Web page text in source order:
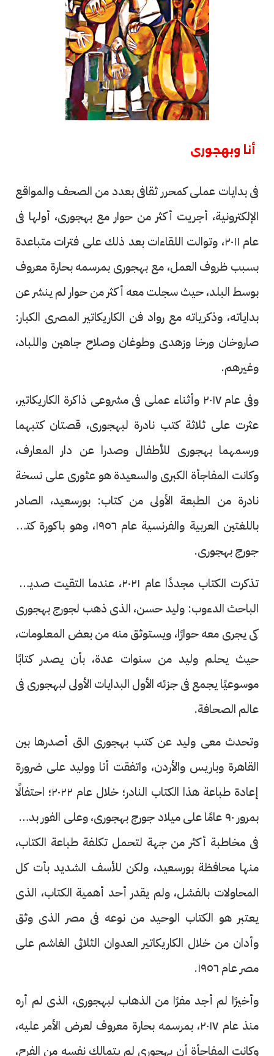
أنا وبهجورى
فى بدايات عملى كمحرر ثقافى بعدد من الصحف والمواقع
الإلكترونية، أجريت أكثر من حوار مع بهجورى، أولها فى
عام ٢٠١١، وتوالت اللقاءات بعد ذلك على فترات متباعدة
بسبب ظروف العمل، مع بهجورى بمرسمه بحارة معروف
بوسط البلد، حيث سجلت معه أكثر من حوار لم ينشر عن
بداياته، وذكرياته مع رواد فن الكاريكاتير المصرى الكبار:
صاروخان ورخا وزهدى وطوغان وصلاح جاهين واللباد،
وغيرهم.
وفى عام ٢٠١٧ وأثناء عملى فى مشروعى ذاكرة الكاريكاتير،
عثرت على ثلاثة كتب نادرة لبهجورى، قصتان كتبهما
ورسمهما بهجورى للأطفال وصدرا عن دار المعارف،
وكانت المفاجأة الكبرى والسعيدة هو عثورى على نسخة
نادرة من الطبعة الأولى من كتاب: بورسعيد، الصادر
باللغتين العربية والفرنسية عام ١٩٥٦، وهو باكورة كتب
جورج بهجورى.
تذكرت الكتاب مجددًا عام ٢٠٢١، عندما التقيت صديقى
الباحث الدءوب: وليد حسن، الذى ذهب لجورج بهجورى
كى يجرى معه حوارًا، ويستوثق منه من بعض المعلومات،
حيث يحلم وليد من سنوات عدة، بأن يصدر كتابًا
موسوعيًا يجمع فى جزئه الأول البدايات الأولى لبهجورى فى
عالم الصحافة.
وتحدث معى وليد عن كتب بهجورى التى أصدرها بين
القاهرة وباريس والأردن، واتفقت أنا ووليد على ضرورة
إعادة طباعة هذا الكتاب النادر؛ خلال عام ٢٠٢٢؛ احتفالًا
بمرور ٩٠ عامًا على ميلاد جورج بهجورى، وعلى الفور بدأت
فى مخاطبة أكثر من جهة لتحمل تكلفة طباعة الكتاب،
منها محافظة بورسعيد، ولكن للأسف الشديد بأت كل
المحاولات بالفشل، ولم يقدر أحد أهمية الكتاب، الذى
يعتبر هو الكتاب الوحيد من نوعه فى مصر الذى وثق
وأدان من خلال الكاريكاتير العدوان الثلاثى الغاشم على
مصر عام ١٩٥٦.
وأخيرًا لم أجد مفرًا من الذهاب لبهجورى، الذى لم أره
منذ عام ٢٠١٧، بمرسمه بحارة معروف لعرض الأمر عليه،
وكانت المفاجأة أن بهجورى لم يتمالك نفسه من الفرح،